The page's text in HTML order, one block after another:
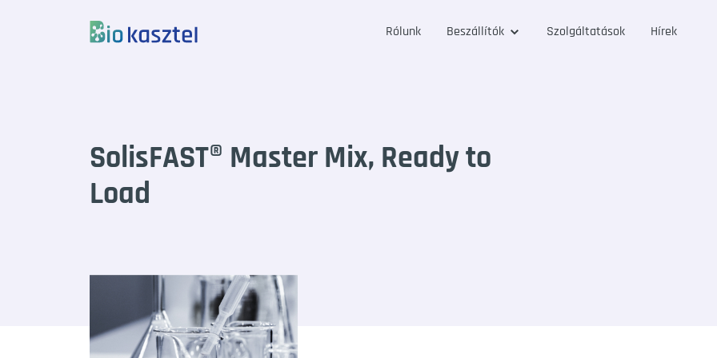
Rólunk Beszállítók Szolgáltatások Hírek
SolisFAST® Master Mix, Ready to
Load